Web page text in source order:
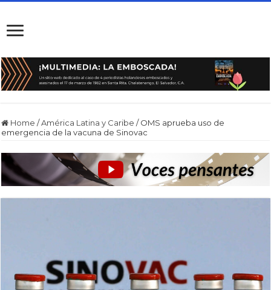
Home /América Latina y Caribe / OMS aprueba uso de
emergencia de la vacuna de Sinovac